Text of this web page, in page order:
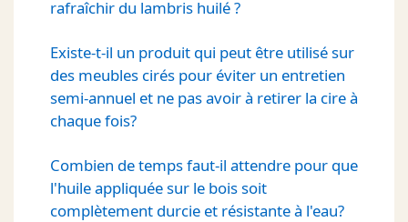
rafraîchir du lambris huilé ?
Existe-t-il un produit qui peut être utilisé sur
des meubles cirés pour éviter un entretien
semi-annuel et ne pas avoir à retirer la cire à
chaque fois?
Combien de temps faut-il attendre pour que
l'huile appliquée sur le bois soit
complètement durcie et résistante à l'eau?